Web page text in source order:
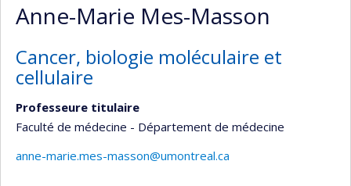
Anne-Marie Mes-Masson
Cancer, biologie moléculaire et
cellulaire
Professeure titulaire
Faculté de médecine - Département de médecine
anne-marie.mes-masson@umontreal.ca